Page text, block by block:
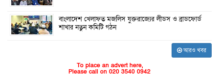
বাংলাদেশ খেলাফত মজলিস যুক্তরাজ্যের লীডস ও ব্রাডফোর্ড
শাখার নতুন কমিটি গঠন
আরও খবর
To place an advert here,
Please call on 020 3540 0942